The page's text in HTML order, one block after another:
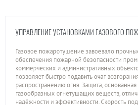
УПРАВЛЕНИЕ УСТАНОВКАМИ ГАЗОВОГО
Газовое пожаротушение завоевало
обеспечения пожарной безопасности
коммерческих и административных
позволяет быстро подавить очаг
распространению огня. Защита,
газообразных огнетушащих веществ,
надёжности и эффективности. Скорость